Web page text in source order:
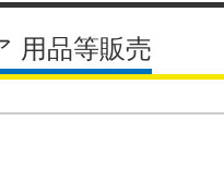
用品等販売